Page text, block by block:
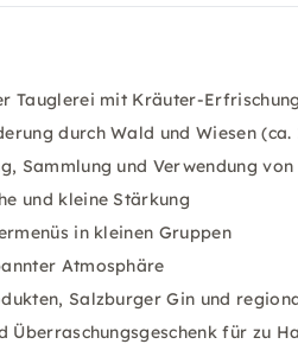
Tauglerei mit Kräuter-
durch Wald und Wiesen (ca.
Sammlung und Verwendung
und kleine Stärkung
in kleinen Gruppen
Atmosphäre
Salzburger Gin und
Überraschungsgeschenk für zu